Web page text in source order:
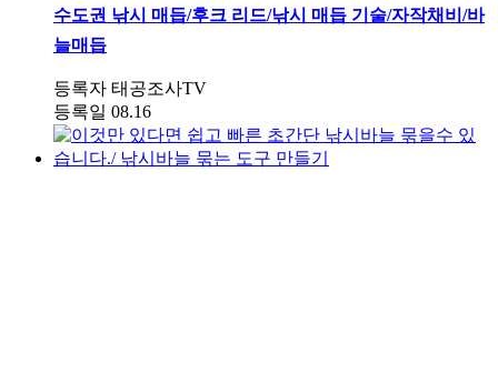
수도권 낚시 매듭/후크 리드/낚시 매듭 기술/자작채비/바
늘매듭
등록자 태공조사TV
등록일 08.16